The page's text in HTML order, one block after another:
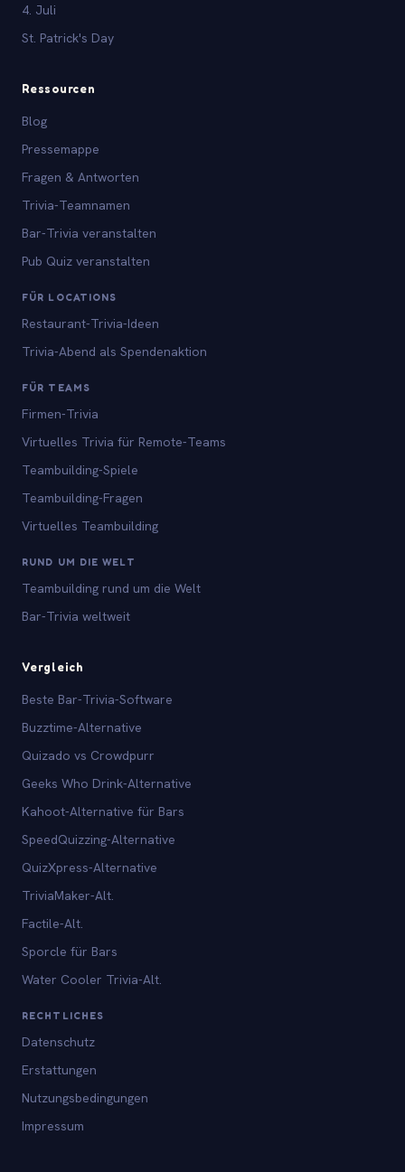
4. Juli
St. Patrick's Day
Ressourcen
Blog
Pressemappe
Fragen & Antworten
Trivia-Teamnamen
Bar-Trivia veranstalten
Pub Quiz veranstalten
FÜR LOCATIONS
Restaurant-Trivia-Ideen
Trivia-Abend als Spendenaktion
FÜR TEAMS
Firmen-Trivia
Virtuelles Trivia für Remote-Teams
Teambuilding-Spiele
Teambuilding-Fragen
Virtuelles Teambuilding
RUND UM DIE WELT
Teambuilding rund um die Welt
Bar-Trivia weltweit
Vergleich
Beste Bar-Trivia-Software
Buzztime-Alternative
Quizado vs Crowdpurr
Geeks Who Drink-Alternative
Kahoot-Alternative für Bars
SpeedQuizzing-Alternative
QuizXpress-Alternative
TriviaMaker-Alt.
Factile-Alt.
Sporcle für Bars
Water Cooler Trivia-Alt.
RECHTLICHES
Datenschutz
Erstattungen
Nutzungsbedingungen
Impressum